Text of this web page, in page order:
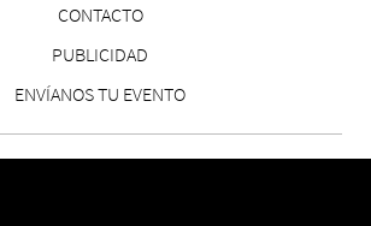
CONTACTO
PUBLICIDAD
ENVÍANOS TU EVENTO